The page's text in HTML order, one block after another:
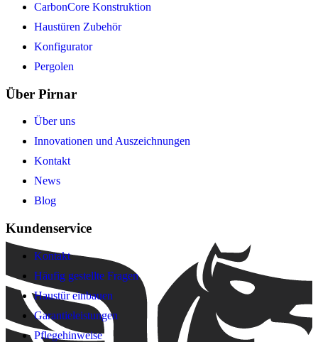
CarbonCore Konstruktion
Haustüren Zubehör
Konfigurator
Pergolen
Über Pirnar
Über uns
Innovationen und Auszeichnungen
Kontakt
News
Blog
Kundenservice
Kontakt
Häufig gestellte Fragen
Haustür einbauen
Garantieleistungen
Pflegehinweise